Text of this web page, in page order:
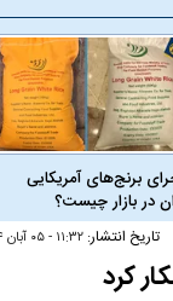
برنج‌های آمریکایی
در بازار چیست؟
تاریخ انتشار: ۱۱:۳۲ - ۰۵ آبان ۱۴۰۴
کرد